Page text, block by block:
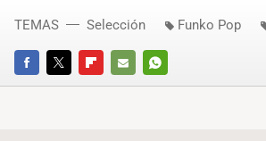
FACEBOOKTWITTERFLIPBOARD
E-
WHATSAPP
TEMAS Selección Funko Pop